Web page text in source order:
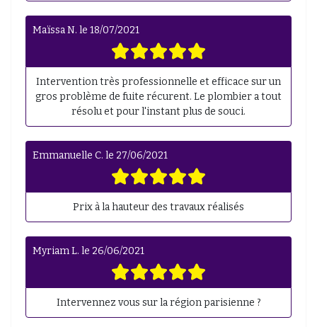
Maïssa N. le 18/07/2021
Intervention très professionnelle et efficace sur un
gros problème de fuite récurent. Le plombier a tout
résolu et pour l'instant plus de souci.
Emmanuelle C. le 27/06/2021
Prix à la hauteur des travaux réalisés
Myriam L. le 26/06/2021
Intervennez vous sur la région parisienne ?